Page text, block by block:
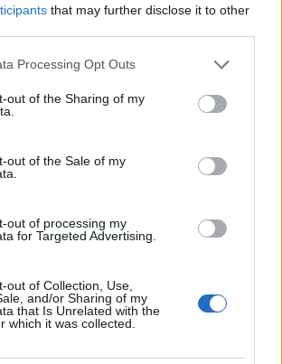
that may further disclose it to other
website/app uses one or more Google
visit or usage behaviour. You may click to
to Google and its third-party tags to
below specified purposes in below Google
Processing Opt Outs
out of the Sharing of my
out of the Sale of my
out of processing my
for Targeted Advertising.
out of Collection, Use,
and/or Sharing of my
that Is Unrelated with the
which it was collected.
κινητοποιήσεις:
εκτός νόμου είναι
διάλογος είναι ανοιχτός»